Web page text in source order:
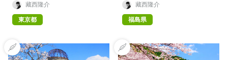
藏西隆介
東京都
藏西隆介
福島県